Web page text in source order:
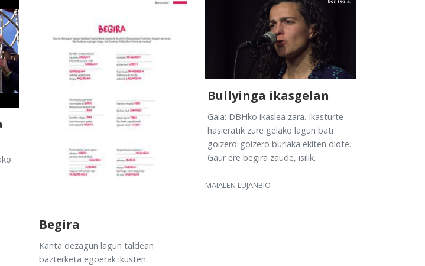
Begira
Kanta dezagun lagun taldean
bazterketa egoerak ikusten
Bullyinga ikasgelan
Gaia: DBHko ikaslea zara. Ikasturte
hasieratik zure gelako lagun bati
goizero-goizero burlaka ekiten diote.
Gaur ere begira zaude, isilik.
MAIALEN LUJANBIO